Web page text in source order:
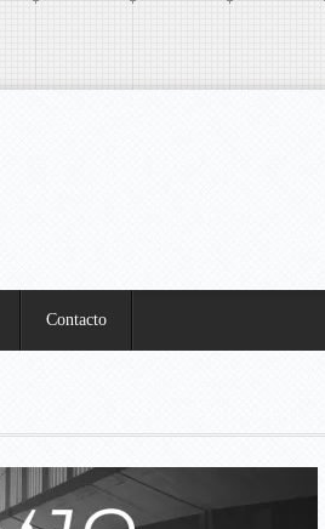
Contacto